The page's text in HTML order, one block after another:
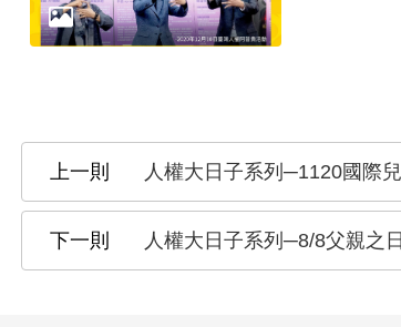
人權大日子系列─1120國際
人權大日子系列─8/8父親之